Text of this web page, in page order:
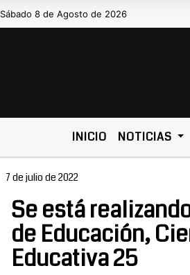
Sábado 8 de Agosto de 2026Hoy es Sábado 8 de
INICIO NOTICIAS
7 de julio de 2022
Se está
de Educación,
Educativa 25